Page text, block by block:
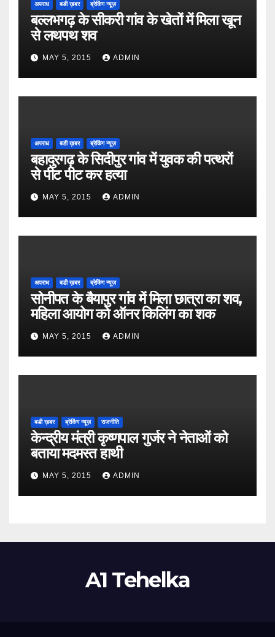
अपराध बडी ख़बर ब्रेकिंग न्यूज़
बल्लभगढ़ के सीकरी गांव के खेतों में मिला खून
से लथपथ शव
MAY 5, 2015 ADMIN
अपराध बडी ख़बर ब्रेकिंग न्यूज़
बहादुरगढ़ के सिदीपुर गांव में युवक की पत्थरों
से पीट पीट कर हत्या
MAY 5, 2015 ADMIN
अपराध बडी ख़बर ब्रेकिंग न्यूज़
सोनीपत के बैयापुर गांव में मिला छात्रा का शव,
महिला आयोग को ऑनर किलिंग का शक
MAY 5, 2015 ADMIN
बडी ख़बर ब्रेकिंग न्यूज़ राजनीति
केन्द्रीय मंत्री कृष्णपाल गुर्जर ने नेताओं को
बताया मदमस्त हाथी
MAY 5, 2015 ADMIN
A1 Tehelka